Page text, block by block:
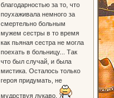
благодарностью за то, что
поухаживала немного за
смертельно больным
мужем сестры в то время
как пьяная сестра не могла
поехать в больницу... Так
что был случай, и была
мистика. Осталось только
героя придумать, не
мудрствуя лукаво.